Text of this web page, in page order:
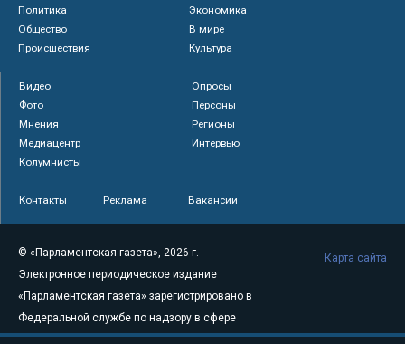
Политика
Экономика
Общество
В мире
Происшествия
Культура
Видео
Опросы
Фото
Персоны
Мнения
Регионы
Медиацентр
Интервью
Колумнисты
Контакты Реклама Вакансии
© «Парламентская газета», 2026 г.
Электронное периодическое издание
«Парламентская газета» зарегистрировано в
Федеральной службе по надзору в сфере
связи, информационных технологий и
Карта сайта